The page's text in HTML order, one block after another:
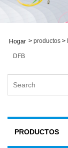
Hogar > productos >
DFB
PRODUCTOS